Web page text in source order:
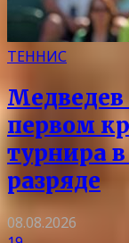
ТЕННИС
Медведев
первом
турнира
разряде
08.08.2026